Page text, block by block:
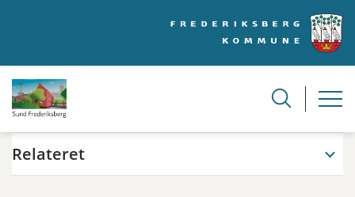
Relateret